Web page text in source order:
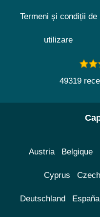
Termeni și condiții de
utilizare
49319
Austria Belgique
Cyprus
Deutschland España